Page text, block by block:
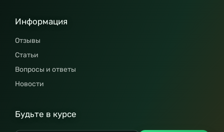
Информация
Отзывы
Статьи
Вопросы и ответы
Новости
Будьте в курсе